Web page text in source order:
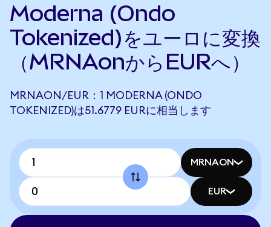
Moderna (Ondo
Tokenized)をユーロに変換
（MRNAonからEURへ）
MRNAON/EUR：1 MODERNA (ONDO
TOKENIZED)は51.6779 EURに相当します
MRNAON
EUR